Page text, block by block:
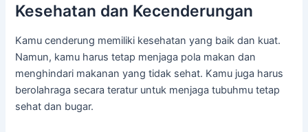
Kesehatan dan Kecenderungan
Kamu cenderung memiliki kesehatan yang baik dan kuat.
Namun, kamu harus tetap menjaga pola makan dan
menghindari makanan yang tidak sehat. Kamu juga harus
berolahraga secara teratur untuk menjaga tubuhmu tetap
sehat dan bugar.